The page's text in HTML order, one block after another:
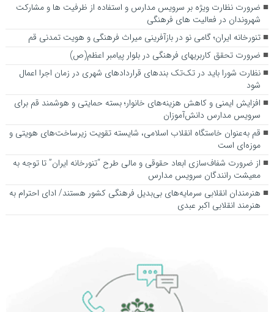
ضرورت نظارت ویژه بر سرویس مدارس و استفاده از ظرفیت ها و مشارکت
شهروندان در فعالیت های فرهنگی
تنورخانه ایران؛ گامی نو در بازآفرینی میراث فرهنگی و هویت تمدنی قم
ضرورت تحقق کاربری­های فرهنگی در بلوار پیامبر اعظم(ص)
نظارت شورا باید در تک‌تک بندهای قراردادهای شهری در زمان اجرا اعمال
شود
افزایش ایمنی و کاهش هزینه‌های خانوار؛ بسته حمایتی و هوشمند قم برای
سرویس مدارس دانش‌آموزان
قم به‌عنوان خاستگاه انقلاب اسلامی، شایسته تقویت زیرساخت‌های هویتی و
موزه‌ای است
از ضرورت شفاف‌سازی ابعاد حقوقی و مالی طرح “تنورخانه ایران” تا توجه به
معیشت رانندگان سرویس مدارس
هنرمندان انقلابی سرمایه‌های بی‌بدیل فرهنگی کشور هستند/ ادای احترام به
هنرمند انقلابی اکبر عبدی